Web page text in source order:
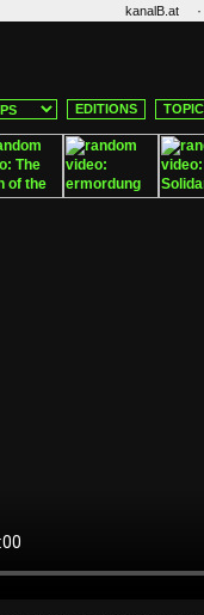
kanalB.at ·
EDITIONS